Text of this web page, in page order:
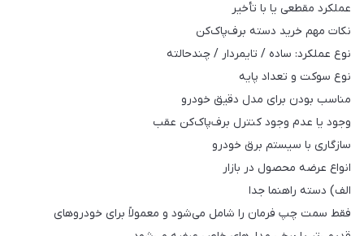
عملکرد مقطعی یا با تأخیر
نکات مهم خرید دسته برف‌پاک‌کن
نوع عملکرد: ساده / تایمردار / چندحالته
نوع سوکت و تعداد پایه
مناسب بودن برای مدل دقیق خودرو
وجود یا عدم وجود کنترل برف‌پاک‌کن عقب
سازگاری با سیستم برق خودرو
انواع عرضه محصول در بازار
الف) دسته راهنما جدا
فقط سمت چپ فرمان را شامل می‌شود و معمولاً برای خودروهای